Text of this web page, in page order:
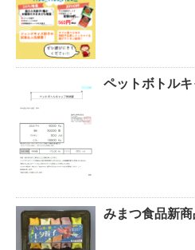
ペットボトルキ
みまつ食品新商